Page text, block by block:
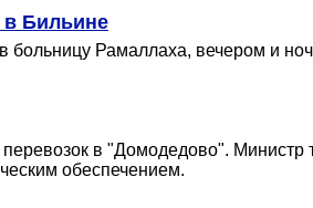
в Бильине
больницу Рамаллаха, вечером и
в "Домодедово".
обеспечением.